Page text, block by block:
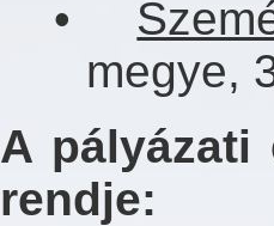
•
megye,
A pályázati
rendje: